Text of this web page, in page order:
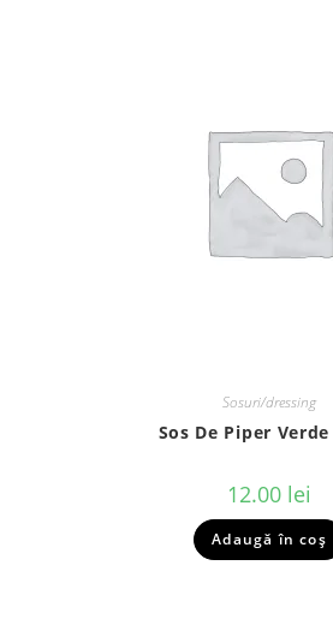
Sosuri/dressing
Sos De Piper
12.00 lei
Adaugă în coș